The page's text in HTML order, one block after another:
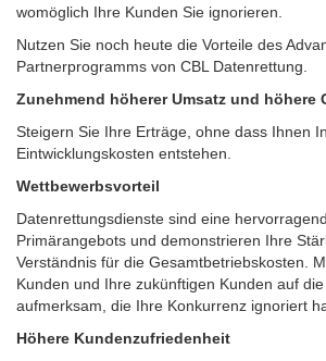
womöglich Ihre Kunden Sie ignorieren.
Nutzen Sie noch heute die Vorteile des
Partnerprogramms von CBL Datenrettung.
Zunehmend höherer Umsatz und höhere
Steigern Sie Ihre Erträge, ohne dass Ihnen
Eintwicklungskosten entstehen.
Wettbewerbsvorteil
Datenrettungsdienste sind eine
Primärangebots und demonstrieren Ihre
Verständnis für die Gesamtbetriebskosten.
Kunden und Ihre zukünftigen Kunden auf
aufmerksam, die Ihre Konkurrenz ignoriert
Höhere Kundenzufriedenheit